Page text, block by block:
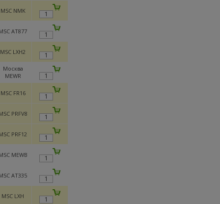
MSC NMK
AT877
MSC LXH2
Москва
MEWR
MSC FR16
PRFV8
PRF12
MEWB
AT335
MSC LXH